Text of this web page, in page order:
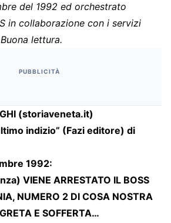
del 1992 ed orchestrato
in collaborazione con i servizi
lettura.
PUBBLICITÀ
(storiaveneta.it)
indizio” (Fazi editore) di
1992:
VIENE ARRESTATO IL BOSS
NUMERO 2 DI COSA NOSTRA
E SOFFERTA…